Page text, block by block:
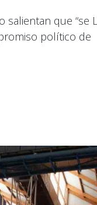
salientan que “se
político de